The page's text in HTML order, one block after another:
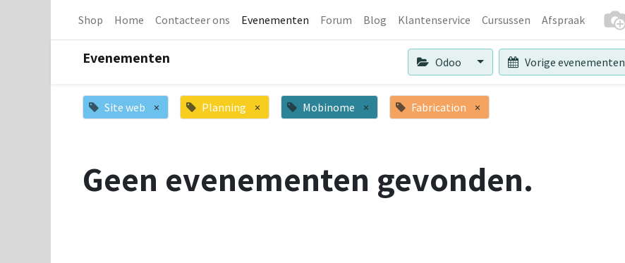
Shop Home Contacteer ons Evenementen Forum Blog Klantenservice Cursussen Afspraak
Evenementen Odoo Vorige evenementen
Site web × Planning × Mobinome × Fabrication ×
Geen evenementen gevonden.